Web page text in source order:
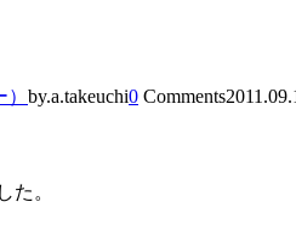
by.a.takeuchi0 Comments
た。